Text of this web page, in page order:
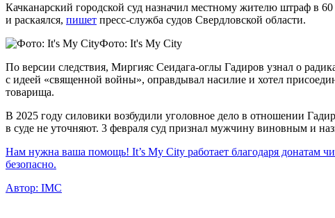
Качканарский городской суд назначил местному жителю штраф в
и раскаялся, пишет пресс-служба судов Свердловской области.
Фото: It's My City
По версии следствия, Миргияс Сеидага-оглы Гадиров узнал о
с идеей «священной войны», оправдывал насилие и хотел
товарища.
В 2025 году силовики возбудили уголовное дело в отношении
в суде не уточняют. 3 февраля суд признал мужчину виновным и
Нам нужна ваша помощь! It’s My City работает благодаря донатам
безопасно.
Автор: IMC